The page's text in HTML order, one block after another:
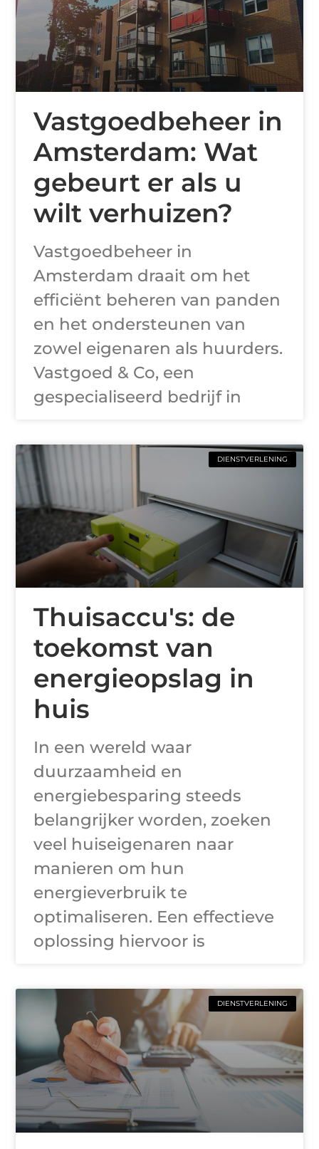
Vastgoedbeheer in
Amsterdam: Wat
gebeurt er als u
wilt verhuizen?
Vastgoedbeheer in
Amsterdam draait om het
efficiënt beheren van panden
en het ondersteunen van
zowel eigenaren als huurders.
Vastgoed & Co, een
gespecialiseerd bedrijf in
DIENSTVERLENING
Thuisaccu's: de
toekomst van
energieopslag in
huis
In een wereld waar
duurzaamheid en
energiebesparing steeds
belangrijker worden, zoeken
veel huiseigenaren naar
manieren om hun
energieverbruik te
optimaliseren. Een effectieve
oplossing hiervoor is
DIENSTVERLENING